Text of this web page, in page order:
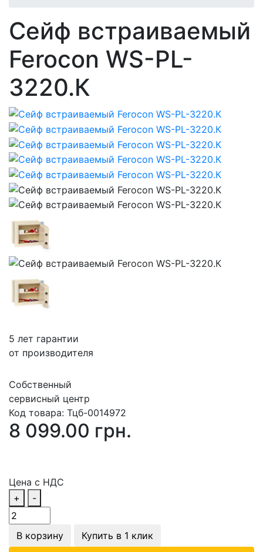
Сейф встраиваемый
Ferocon WS-PL-
3220.К
5 лет гарантии
от производителя
Собственный
сервисный центр
Код товара: Тцб-0014972
8 099.00 грн.
Цена с НДС
+
-
В корзину
Купить в 1 клик